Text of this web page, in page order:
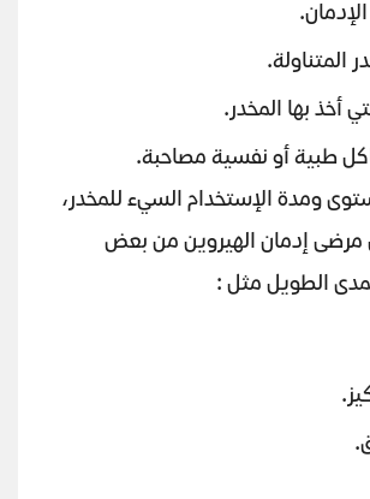
المتناولة.
أخذ بها المخدر.
طبية أو نفسية مصاحبة.
ومدة الإستخدام السيء للمخدر،
مرضى إدمان الهيروين من بعض
الطويل مثل :